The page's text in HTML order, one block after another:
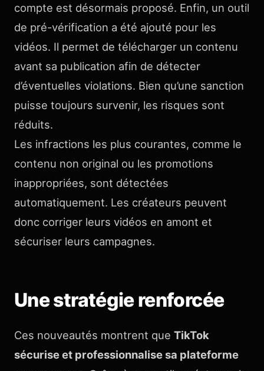
compte est désormais proposé. Enfin, un outil
de pré-vérification a été ajouté pour les
vidéos. Il permet de télécharger un contenu
avant sa publication afin de détecter
d’éventuelles violations. Bien qu’une sanction
puisse toujours survenir, les risques sont
réduits.
Les infractions les plus courantes, comme le
contenu non original ou les promotions
inappropriées, sont détectées
automatiquement. Les créateurs peuvent
donc corriger leurs vidéos en amont et
sécuriser leurs campagnes.
Une stratégie renforcée
Ces nouveautés montrent que TikTok
sécurise et professionnalise sa plateforme